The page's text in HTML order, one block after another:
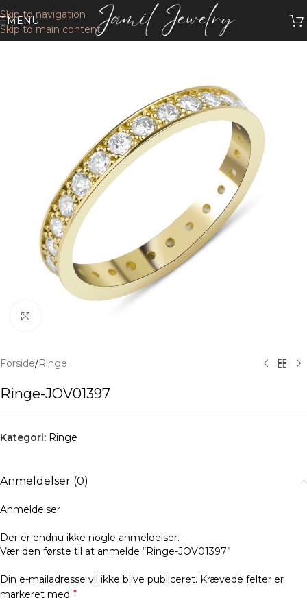
Skip to navigation
Skip to main content
MENU
Forside/Ringe
Ringe-JOV01397
Kategori: Ringe
Anmeldelser (0)
Anmeldelser
Der er endnu ikke nogle anmeldelser.
Vær den første til at anmelde “Ringe-JOV01397”
Din e-mailadresse vil ikke blive publiceret. Krævede felter er
markeret med *